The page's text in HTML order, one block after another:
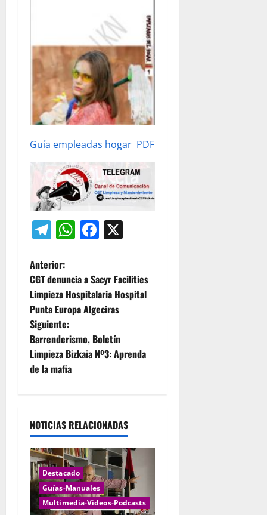
Guía empleadas hogar PDF
Telegram
WhatsApp
Facebook
N
a
v
e
g
c
i
ó
n
Anterior:
CGT denuncia a Sacyr Facilities
Limpieza Hospitalaria Hospital
Punta Europa Algeciras
Siguiente:
Barrenderismo, Boletín
Limpieza Bizkaia Nº3: Aprenda
de la mafia
NOTICIAS RELACIONADAS
Destacado
Guías-Manuales
Multimedia-Videos-Podcasts